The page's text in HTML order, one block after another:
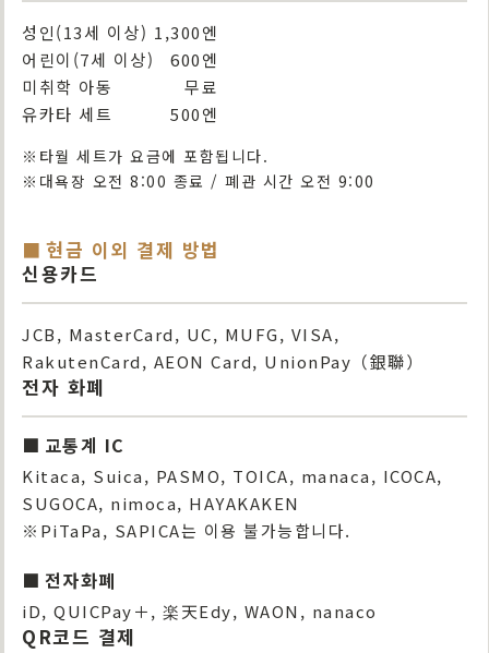
성인(13세 이상) 1,300엔
어린이(7세 이상)
600엔
미취학 아동
무료
유카타 세트
500엔
※타월 세트가 요금에 포함됩니다.
※대욕장 오전 8:00 종료 / 폐관 시간 오전 9:00
현금 이외 결제 방법
신용카드
JCB, MasterCard, UC, MUFG, VISA,
RakutenCard, AEON Card, UnionPay（銀聯）
전자 화폐
교통계 IC
Kitaca, Suica, PASMO, TOICA, manaca, ICOCA,
SUGOCA, nimoca, HAYAKAKEN
※PiTaPa, SAPICA는 이용 불가능합니다.
전자화폐
iD, QUICPay＋, 楽天Edy, WAON, nanaco
QR코드 결제